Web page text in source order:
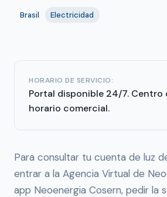
Brasil Electricidad
HORARIO DE SERVICIO:
Portal disponible 24/7. Centro
horario comercial.
Para consultar tu cuenta de luz
entrar a la Agencia Virtual de
app Neoenergia Cosern, pedir la